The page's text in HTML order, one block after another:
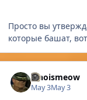
Просто вы
которые башат,
whoismeow
May 3May 3